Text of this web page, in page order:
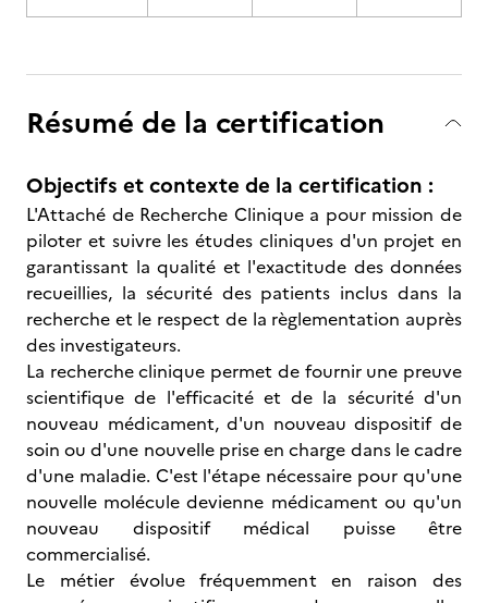
Résumé de la certification
Objectifs et contexte de la certification :
L'Attaché de Recherche Clinique a pour mission de
piloter et suivre les études cliniques d'un projet en
garantissant la qualité et l'exactitude des données
recueillies, la sécurité des patients inclus dans la
recherche et le respect de la règlementation auprès
des investigateurs.
La recherche clinique permet de fournir une preuve
scientifique de l'efficacité et de la sécurité d'un
nouveau médicament, d'un nouveau dispositif de
soin ou d'une nouvelle prise en charge dans le cadre
d'une maladie. C'est l'étape nécessaire pour qu'une
nouvelle molécule devienne médicament ou qu'un
nouveau dispositif médical puisse être
commercialisé.
Le métier évolue fréquemment en raison des